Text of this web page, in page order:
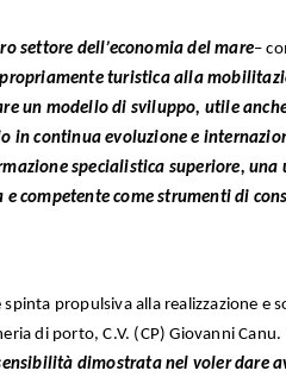
settore dell’economia del mare–
turistica alla
un modello di sviluppo, utile
in continua evoluzione e
specialistica superiore,
e competente come strumenti di
spinta propulsiva alla realizzazione e
di porto, C.V. (CP) Giovanni Canu.
dimostrata nel voler dare